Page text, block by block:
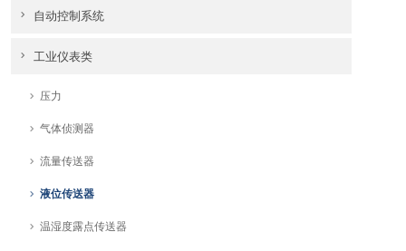
自动控制系统
工业仪表类
压力
气体侦测器
流量传送器
液位传送器
温湿度露点传送器